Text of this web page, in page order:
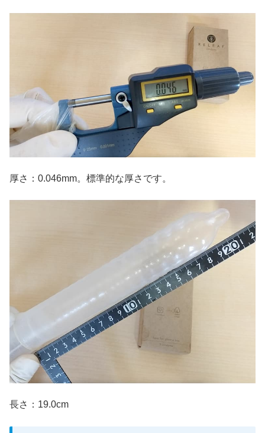
厚さ：0.046mm。標準的な厚さです。
長さ：19.0cm